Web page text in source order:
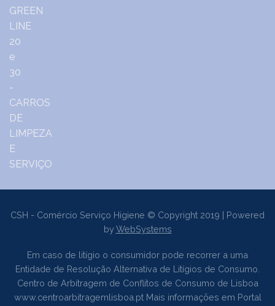
CSH - Comércio Serviço Higiene © Copyright 2019 | Powered
byWebSystems
Em caso de litígio o consumidor pode recorrer a uma
Entidade de Resolução Alternativa de Litígios de Consumo.
Centro de Arbitragem de Conflitos de Consumo de Lisboa
www.centroarbitragemlisboa.ptMais informações em Portal